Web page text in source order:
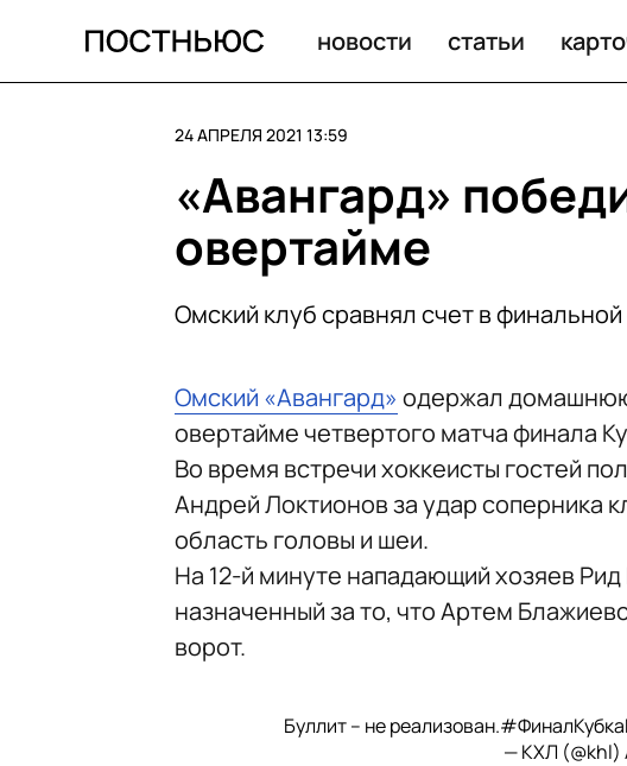
новости статьи
24 АПРЕЛЯ 2021 13:59
«Авангард»
овертайме
Омский клуб сравнял счет в финальной
Омский «Авангард» одержал
овертайме четвертого матча финала
Во время встречи хоккеисты гостей
Андрей Локтионов за удар соперника
область головы и шеи.
На 12-й минуте нападающий хозяев
назначенный за то, что Артем
ворот.
Буллит – не реализован.
— КХЛ (@khl)